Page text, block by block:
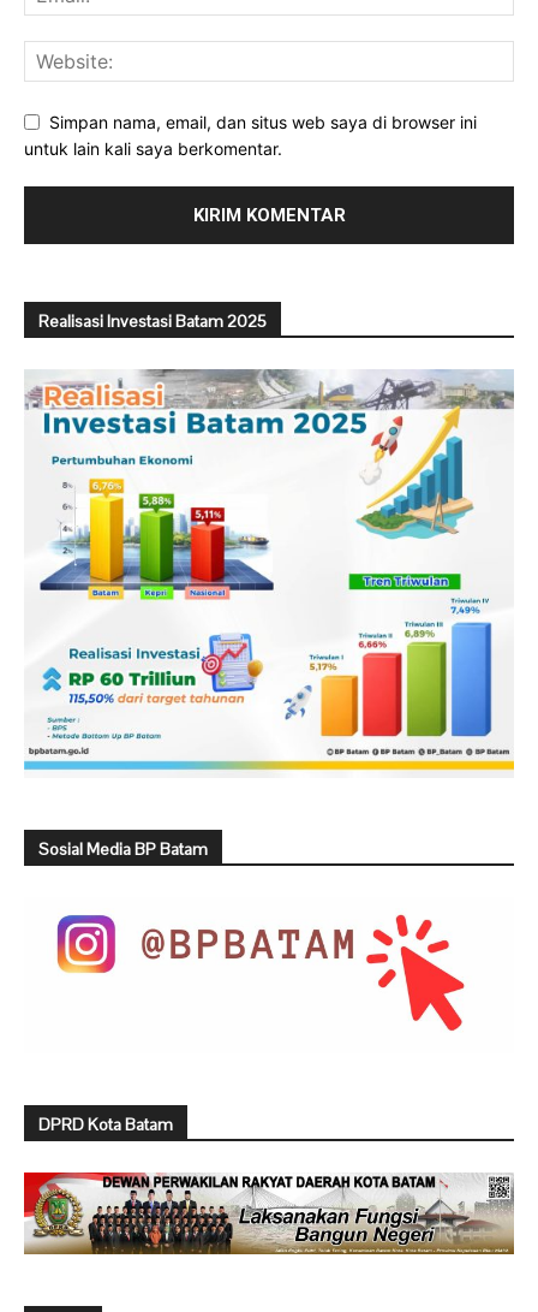
Simpan nama, email, dan situs web saya di browser ini
untuk lain kali saya berkomentar.
Realisasi Investasi Batam 2025
Sosial Media BP Batam
DPRD Kota Batam